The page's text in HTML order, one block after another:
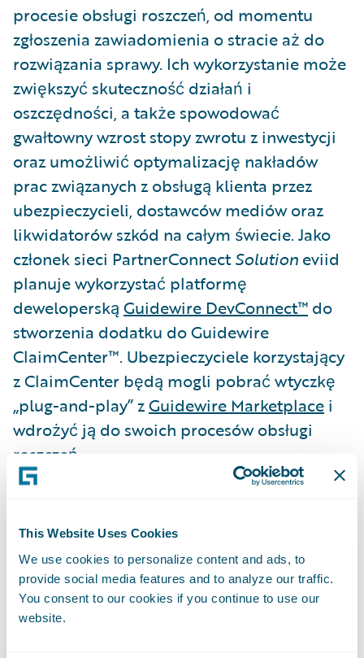
This Website Uses Cookies
We use cookies to personalize content and ads, to
provide social media features and to analyze our traffic.
You consent to our cookies if you continue to use our
website.
procesie obsługi roszczeń, od momentu
zgłoszenia zawiadomienia o stracie aż do
rozwiązania sprawy. Ich wykorzystanie może
zwiększyć skuteczność działań i
oszczędności, a także spowodować
gwałtowny wzrost stopy zwrotu z inwestycji
oraz umożliwić optymalizację nakładów
prac związanych z obsługą klienta przez
ubezpieczycieli, dostawców mediów oraz
likwidatorów szkód na całym świecie. Jako
członek sieci PartnerConnectSolution eviid
planuje wykorzystać platformę
deweloperską Guidewire DevConnect™ do
stworzenia dodatku do Guidewire
ClaimCenter™. Ubezpieczyciele korzystający
z ClaimCenter będą mogli pobrać wtyczkę
„plug-and-play” zGuidewire Marketplace i
wdrożyć ją do swoich procesów obsługi
roszczeń.
katalizator zmian,” mówi John Ridd, prezes
eviid. „Nasze wiodące rozwiązania w
zakresie technologii wideo pozwalają
specjalistom do spraw ubezpieczeń, a także
ich klientom uwiarygodnić i udostępniać